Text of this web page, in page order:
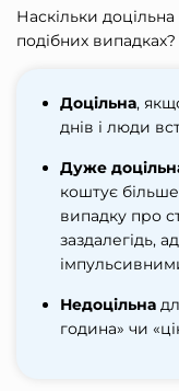
Наскільки
подібних випадках?
Доцільна,
днів і люди
Дуже
коштує
випадку про
заздалегідь,
Недоцільна
година» чи